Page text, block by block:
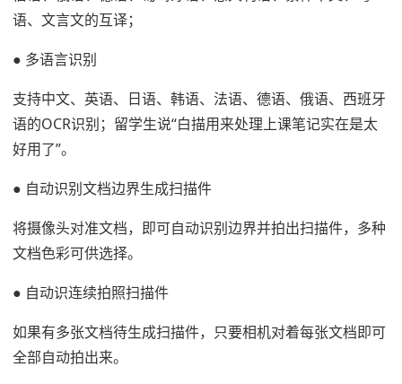
语、文言文的互译；
● 多语言识别
支持中文、英语、日语、韩语、法语、德语、俄语、西班牙
语的OCR识别；留学生说“白描用来处理上课笔记实在是太
好用了”。
● 自动识别文档边界生成扫描件
将摄像头对准文档，即可自动识别边界并拍出扫描件，多种
文档色彩可供选择。
● 自动识连续拍照扫描件
如果有多张文档待生成扫描件，只要相机对着每张文档即可
全部自动拍出来。